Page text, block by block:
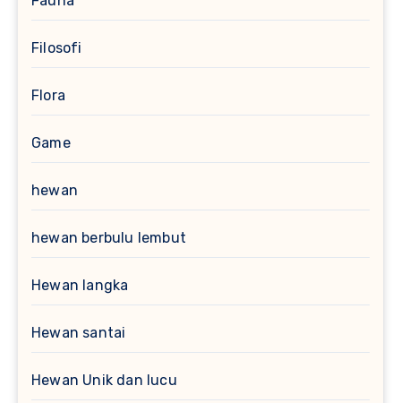
Filosofi
Flora
Game
hewan
hewan berbulu lembut
Hewan langka
Hewan santai
Hewan Unik dan lucu